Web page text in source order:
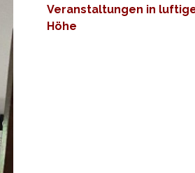
Veranstaltungen in
Höhe